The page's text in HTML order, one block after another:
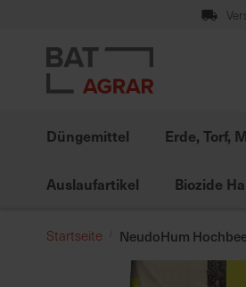
springen
Düngemittel Erde, Torf,
Auslaufartikel Biozide
Startseite NeudoHum